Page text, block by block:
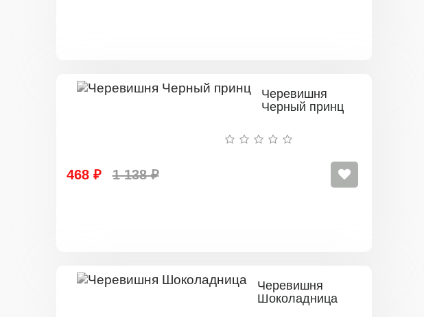
Черевишня
Черный принц
468 ₽ 1 138 ₽
Черевишня
Шоколадница